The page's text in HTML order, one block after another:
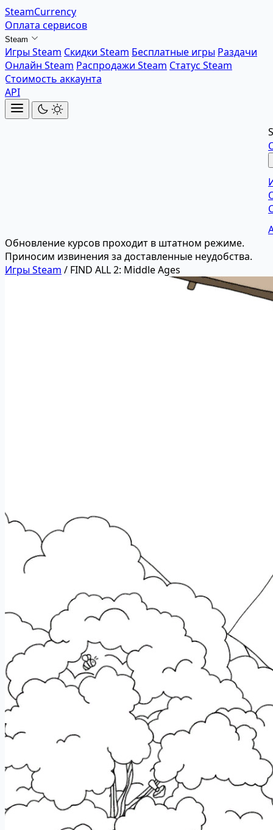
SteamCurrency
Оплата сервисов
Steam
Игры Steam Скидки Steam Бесплатные игры Раздачи
Онлайн Steam Распродажи Steam Статус Steam
Стоимость аккаунта
API
Обновление курсов проходит в штатном режиме.
Приносим извинения за доставленные неудобства.
Игры Steam / FIND ALL 2: Middle Ages